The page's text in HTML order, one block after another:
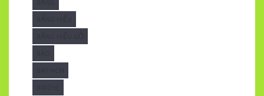
BẢNG HIỆU
BẢNG HIỆU GỖ
BÁO
BẠT HCM
BATCHE